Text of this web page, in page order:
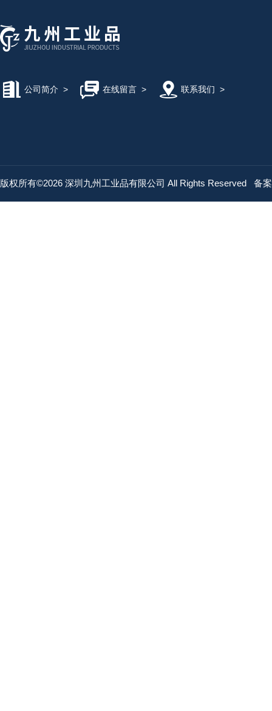
公司简介 > 在线留言> 联系我们 >
版权所有©2026 深圳九州工业品有限公司 All Rights Reserved 备